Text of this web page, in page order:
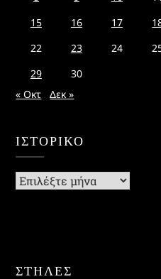
15
16 17
22
23 24
29
30
« Οκτ
Δεκ »
ΙΣΤΟΡΙΚΌ
Ιστορικό
ΣΤΗΛΕΣ